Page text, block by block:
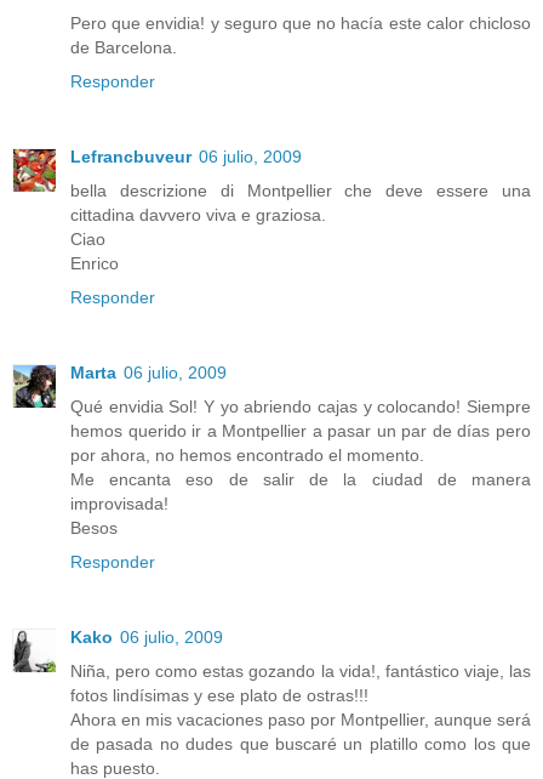
Pero que envidia! y seguro que no hacía este calor chicloso
de Barcelona.
Responder
Lefrancbuveur 06 julio, 2009
bella descrizione di Montpellier che deve essere una
cittadina davvero viva e graziosa.
Ciao
Enrico
Responder
Marta 06 julio, 2009
Qué envidia Sol! Y yo abriendo cajas y colocando! Siempre
hemos querido ir a Montpellier a pasar un par de días pero
por ahora, no hemos encontrado el momento.
Me encanta eso de salir de la ciudad de manera
improvisada!
Besos
Responder
Kako 06 julio, 2009
Niña, pero como estas gozando la vida!, fantástico viaje, las
fotos lindísimas y ese plato de ostras!!!
Ahora en mis vacaciones paso por Montpellier, aunque será
de pasada no dudes que buscaré un platillo como los que
has puesto.